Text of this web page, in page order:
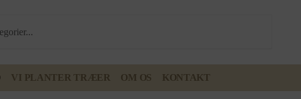
VI PLANTER TRÆER OM OS KONTAKT